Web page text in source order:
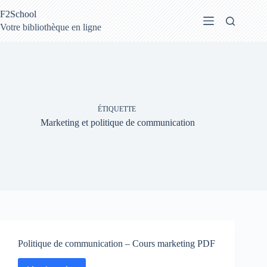
au
contenu
F2School
Votre bibliothèque en ligne
ÉTIQUETTE
Marketing et politique de communication
Politique de communication – Cours marketing PDF